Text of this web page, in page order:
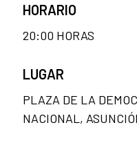
HORARIO
20:00 HORAS
LUGAR
PLAZA DE LA
NACIONAL,